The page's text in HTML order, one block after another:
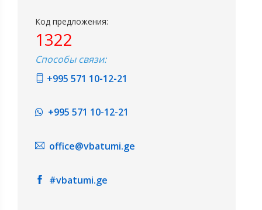
Код предложения:
1322
Способы связи:
+995 571 10-12-21
+995 571 10-12-21
office@vbatumi.ge
#vbatumi.ge